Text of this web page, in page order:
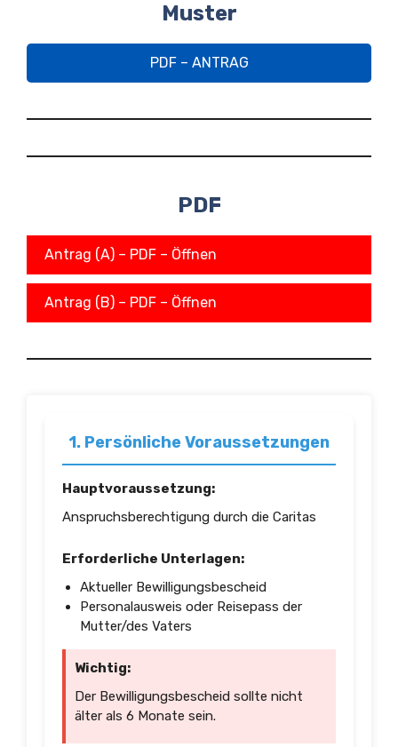
Muster
PDF – ANTRAG
PDF
Antrag (A) – PDF – Öffnen
Antrag (B) – PDF – Öffnen
1. Persönliche Voraussetzungen
Hauptvoraussetzung:
Anspruchsberechtigung durch die Caritas
Erforderliche Unterlagen:
Aktueller Bewilligungsbescheid
Personalausweis oder Reisepass der
Mutter/des Vaters
Wichtig:
Der Bewilligungsbescheid sollte nicht
älter als 6 Monate sein.